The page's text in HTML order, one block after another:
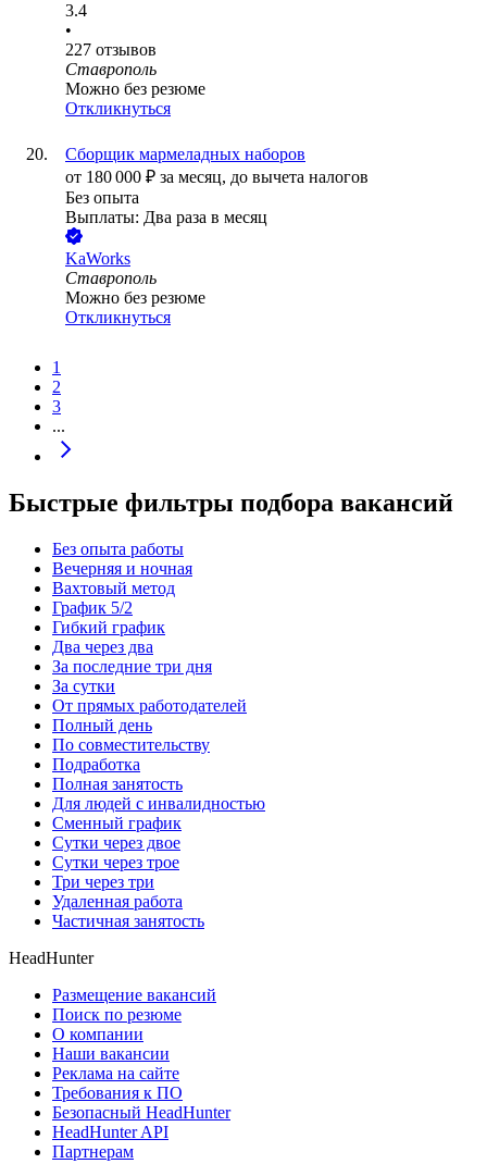
3.4
•
227 отзывов
Ставрополь
Можно без резюме
Откликнуться
Сборщик мармеладных наборов
от 180 000 ₽ за месяц, до вычета налогов
Без опыта
Выплаты: Два раза в месяц
KaWorks
Ставрополь
Можно без резюме
Откликнуться
1
2
3
...
Быстрые фильтры подбора вакансий
Без опыта работы
Вечерняя и ночная
Вахтовый метод
График 5/2
Гибкий график
Два через два
За последние три дня
За сутки
От прямых работодателей
Полный день
По совместительству
Подработка
Полная занятость
Для людей с инвалидностью
Сменный график
Сутки через двое
Сутки через трое
Три через три
Удаленная работа
Частичная занятость
HeadHunter
Размещение вакансий
Поиск по резюме
О компании
Наши вакансии
Реклама на сайте
Требования к ПО
Безопасный HeadHunter
HeadHunter API
Партнерам